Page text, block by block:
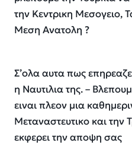
την Κεντρικη Μεσογειο,
Μεση Ανατολη ?
Σ’ολα αυτα πως
η Ναυτιλια της. –
ειναι πλεον μια
Μεταναστευτικο και την
εκφερει την αποψη σας